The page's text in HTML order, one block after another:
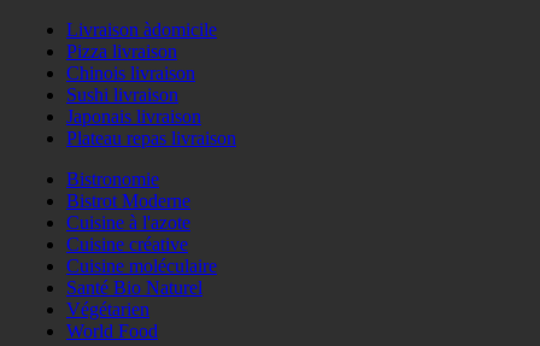
Livraison àdomicile
Pizza livraison
Chinois livraison
Sushi livraison
Japonais livraison
Plateau repas livraison
Bistronomie
Bistrot Moderne
Cuisine à l'azote
Cuisine créative
Cuisine moléculaire
Santé Bio Naturel
Végétarien
World Food